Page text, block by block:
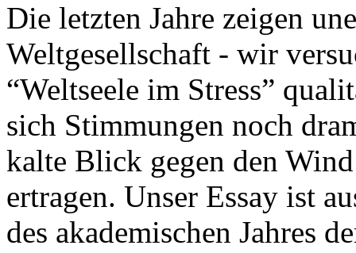
Die letzten Jahre zeigen
Weltgesellschaft - wir
“Weltseele im Stress”
sich Stimmungen noch
kalte Blick gegen den
ertragen. Unser Essay ist
des akademischen Jahres